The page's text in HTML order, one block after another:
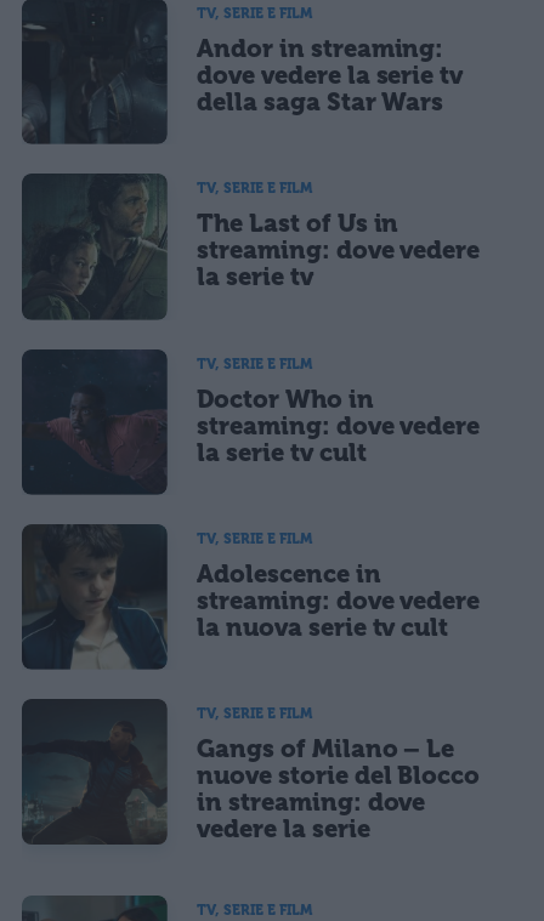
TV, SERIE E FILM
Andor in streaming:
dove vedere la serie tv
della saga Star Wars
TV, SERIE E FILM
The Last of Us in
streaming: dove vedere
la serie tv
TV, SERIE E FILM
Doctor Who in
streaming: dove vedere
la serie tv cult
TV, SERIE E FILM
Adolescence in
streaming: dove vedere
la nuova serie tv cult
TV, SERIE E FILM
Gangs of Milano – Le
nuove storie del Blocco
in streaming: dove
vedere la serie
TV, SERIE E FILM